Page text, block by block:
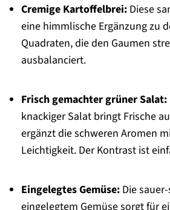
Cremige Kartoffelbrei:Diese
eine himmlische Ergänzung zu
Quadraten, die den Gaumen
ausbalanciert.
Frisch gemachter grüner Salat:
knackiger Salat bringt Frische
ergänzt die schweren Aromen
Leichtigkeit. Der Kontrast ist
Eingelegtes Gemüse:Die
eingelegtem Gemüse sorgt für